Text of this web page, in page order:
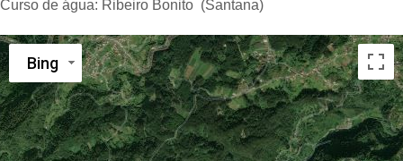
Curso de água: Ribeiro Bonito (Santana)
Bing